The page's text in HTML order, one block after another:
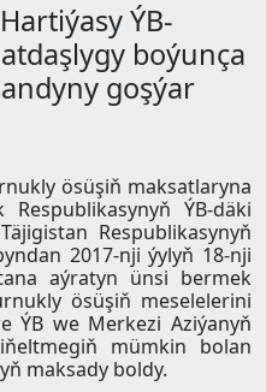
ÝB-
boýunça
goşýar
ösüşiň maksatlaryna
ÝB-däki
Respublikasynyň
2017-nji ýylyň 18-nji
aýratyn ünsi bermek
ösüşiň meselelerini
ÝB we Merkezi Aziýanyň
mümkin bolan
maksady boldy.